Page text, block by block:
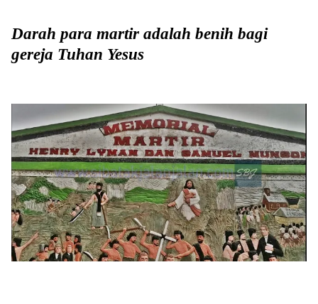
Darah para martir adalah benih bagi
gereja Tuhan Yesus